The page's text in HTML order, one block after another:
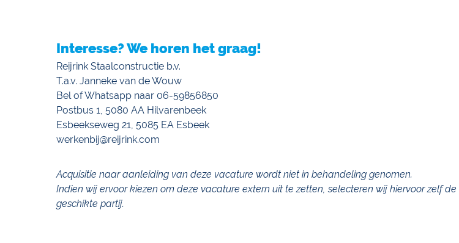
Interesse? We horen het graag!
Reijrink Staalconstructie b.v.
T.a.v. Janneke van de Wouw
Bel of Whatsapp naar 06-59856850
Postbus 1, 5080 AA Hilvarenbeek
Esbeekseweg 21, 5085 EA Esbeek
werkenbij@reijrink.com
Acquisitie naar aanleiding van deze vacature wordt niet in behandeling genomen.
Indien wij ervoor kiezen om deze vacature extern uit te zetten, selecteren wij hiervoor zelf de
geschikte partij.